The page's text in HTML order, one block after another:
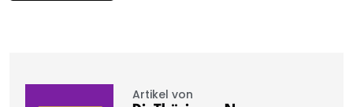
Artikel von